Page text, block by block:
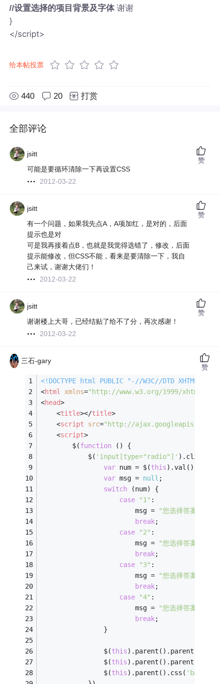
//设置选择的项目背景及字体谢谢
}
</script>
给本帖投票
440 20 打赏
全部评论
jsitt
可能是要循环清除一下再设置CSS
2012-03-22
赞
jsitt
有一个问题，如果我先点A，A项加红，是对的，后面
提示也是对
可是我再接着点B，也就是我觉得选错了，修改，后面
提示能修改，但CSS不能，看来是要清除一下，我自
己来试，谢谢大佬们！
2012-03-22
赞
jsitt
谢谢楼上大哥，已经结贴了给不了分，再次感谢！
2012-03-22
赞
三石-gary
<!DOCTYPE html PUBLIC
"-//W3C//DTD XHTML
<html xmlns="http://www.w3.org/1999/xhtml"
<head>
<title></title>
<script src="http://
<script>
        $(
function ( ) {
            $(
'input[type="radio"]' ).click(
var num = $(this).val();
var msg = null ;
switch (num) {
case
"1" :
                        msg =
"您选择答案的是A
break;
case
"2" :
                        msg =
"您选择答案的是B
break;
case
"3" :
                        msg =
"您选择答案的是C
break;
case
"4" :
                        msg =
"您选择答案的是D
break;
                }
                $(
this
                $(
this
                $(
this).parent().css(
赞